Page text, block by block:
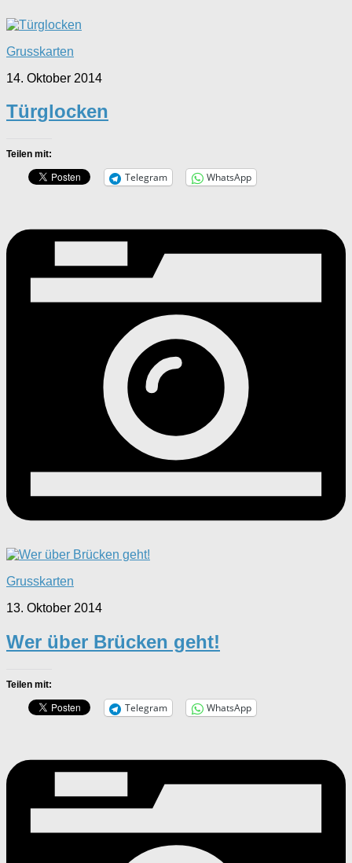
Grusskarten
14. Oktober 2014
Türglocken
Teilen mit:
Telegram WhatsApp
Grusskarten
13. Oktober 2014
Wer über Brücken geht!
Teilen mit:
Telegram WhatsApp